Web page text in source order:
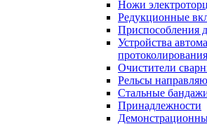
Ножи
Редукционные
Приспособления
Устройства
протоколирования
Очистители
Рельсы
Стальные
Принадлежности